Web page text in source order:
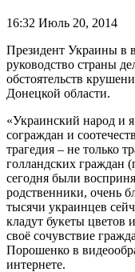
16:32 Июль 20, 2014
Президент Украины в
руководство страны
обстоятельств
Донецкой области.
«Украинский народ и
сограждан и
трагедия – не только
голландских граждан
сегодня были
родственники, очень
тысячи украинцев
кладут букеты цветов
своё сочувствие
Порошенко в
интернете.